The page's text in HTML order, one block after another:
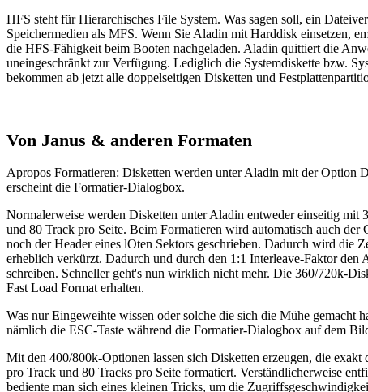
HFS steht für Hierarchisches File System. Was sagen soll, ein
Speichermedien als MFS. Wenn Sie Aladin mit Harddisk einsetzen,
die HFS-Fähigkeit beim Booten nachgeladen. Aladin quittiert die
uneingeschränkt zur Verfügung. Lediglich die Systemdiskette bzw.
bekommen ab jetzt alle doppelseitigen Disketten und
Von Janus & anderen Formaten
Apropos Formatieren: Disketten werden unter Aladin mit der Option
erscheint die Formatier-Dialogbox.
Normalerweise werden Disketten unter Aladin entweder einseitig
und 80 Track pro Seite. Beim Formatieren wird automatisch auch
noch der Header eines lOten Sektors geschrieben. Dadurch wird die
erheblich verkürzt. Dadurch und durch den 1:1 Interleave-Faktor
schreiben. Schneller geht's nun wirklich nicht mehr. Die 360/720k-
Fast Load Format erhalten.
Was nur Eingeweihte wissen oder solche die sich die Mühe gemacht
nämlich die ESC-Taste während die Formatier-Dialogbox auf dem
Mit den 400/800k-Optionen lassen sich Disketten erzeugen, die
pro Track und 80 Tracks pro Seite formatiert. Verständlicherweise
bediente man sich eines kleinen Tricks, um die